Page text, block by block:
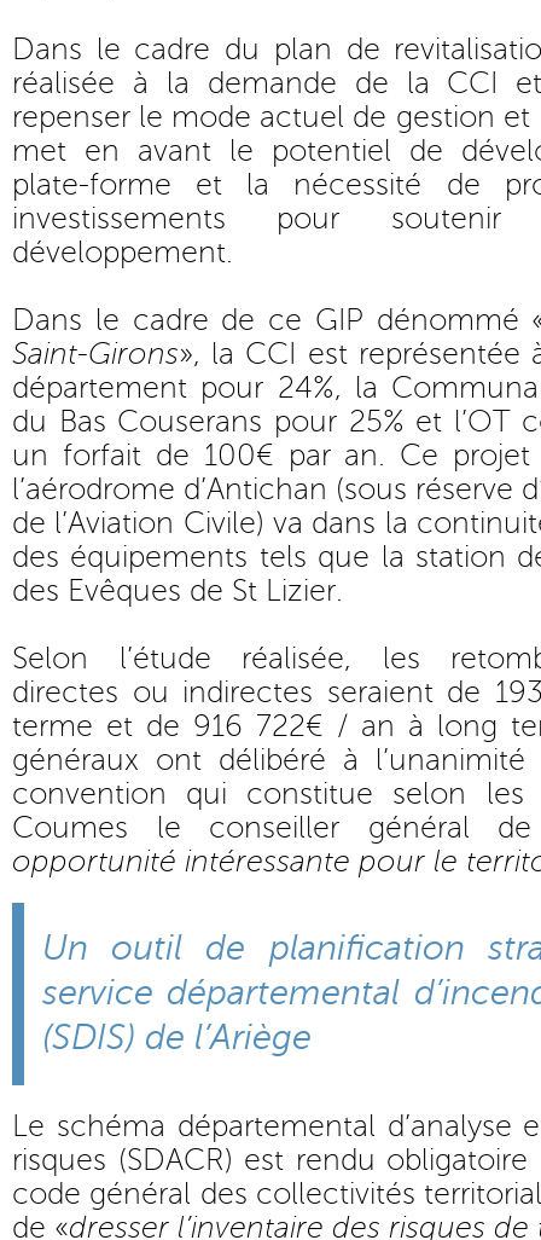
Dans le cadre du plan de
réalisée à la demande de la CCI
repenser le mode actuel de gestion
met en avant le potentiel de
plate-forme et la nécessité de
investissements pour
développement.
Dans le cadre de ce GIP dénommé
Saint-Girons», la CCI est représentée
département pour 24%, la
du Bas Couserans pour 25% et l’OT
un forfait de 100€ par an. Ce projet
l’aérodrome d’Antichan (sous réserve
de l’Aviation Civile) va dans la
des équipements tels que la station
des Evêques de St Lizier.
Selon l’étude réalisée, les
directes ou indirectes seraient de
terme et de 916 722€ / an à long
généraux ont délibéré à
convention qui constitue selon les
Coumes le conseiller général
opportunité intéressante pour le
Un outil de planification
service départemental
(SDIS) de l’Ariège
Le schéma départemental d’analyse
risques (SDACR) est rendu obligatoire
code général des collectivités
de «dresser l’inventaire des risques